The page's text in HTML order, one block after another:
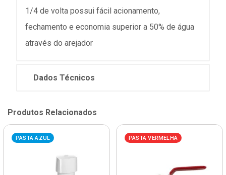
1/4 de volta possui fácil acionamento,
fechamento e economia superior a 50% de água
através do arejador
Dados Técnicos
Produtos Relacionados
PASTA AZUL PASTA VERMELHA